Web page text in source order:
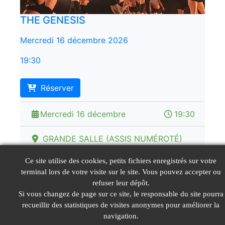
THE GENESIS
Mercredi 16 décembre 2026
19:30
Réserver
Mercredi 16 décembre 19:30
GRANDE SALLE (ASSIS NUMÉROTÉ)
Tarifs de 10 € à 28 €
Ce site utilise des cookies, petits fichiers enregistrés sur votre
terminal lors de votre visite sur le site. Vous pouvez accepter ou
refuser leur dépôt.
Si vous changez de page sur ce site, le responsable du site pourra
recueillir des statistiques de visites anonymes pour améliorer la
navigation.
Mentions Légales